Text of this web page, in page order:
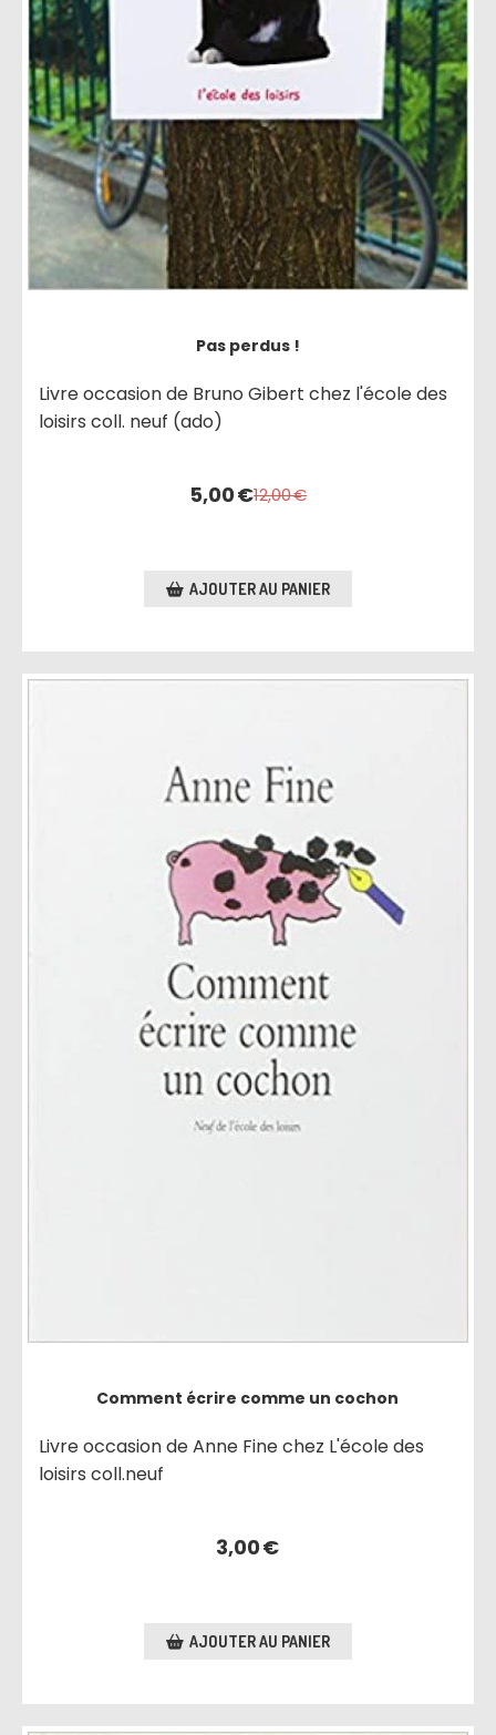
Pas perdus !
Livre occasion de Bruno Gibert chez l'école des
loisirs coll. neuf (ado)
5,00€12,00€
AJOUTER AU PANIER
Comment écrire comme un cochon
Livre occasion de Anne Fine chez L'école des
loisirs coll.neuf
3,00€
AJOUTER AU PANIER